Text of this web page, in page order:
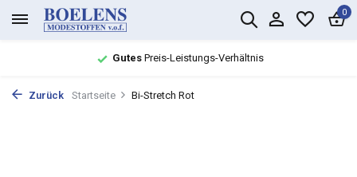
0
GutesPreis-Leistungs-Verhältnis
Zurück Startseite Bi-Stretch Rot